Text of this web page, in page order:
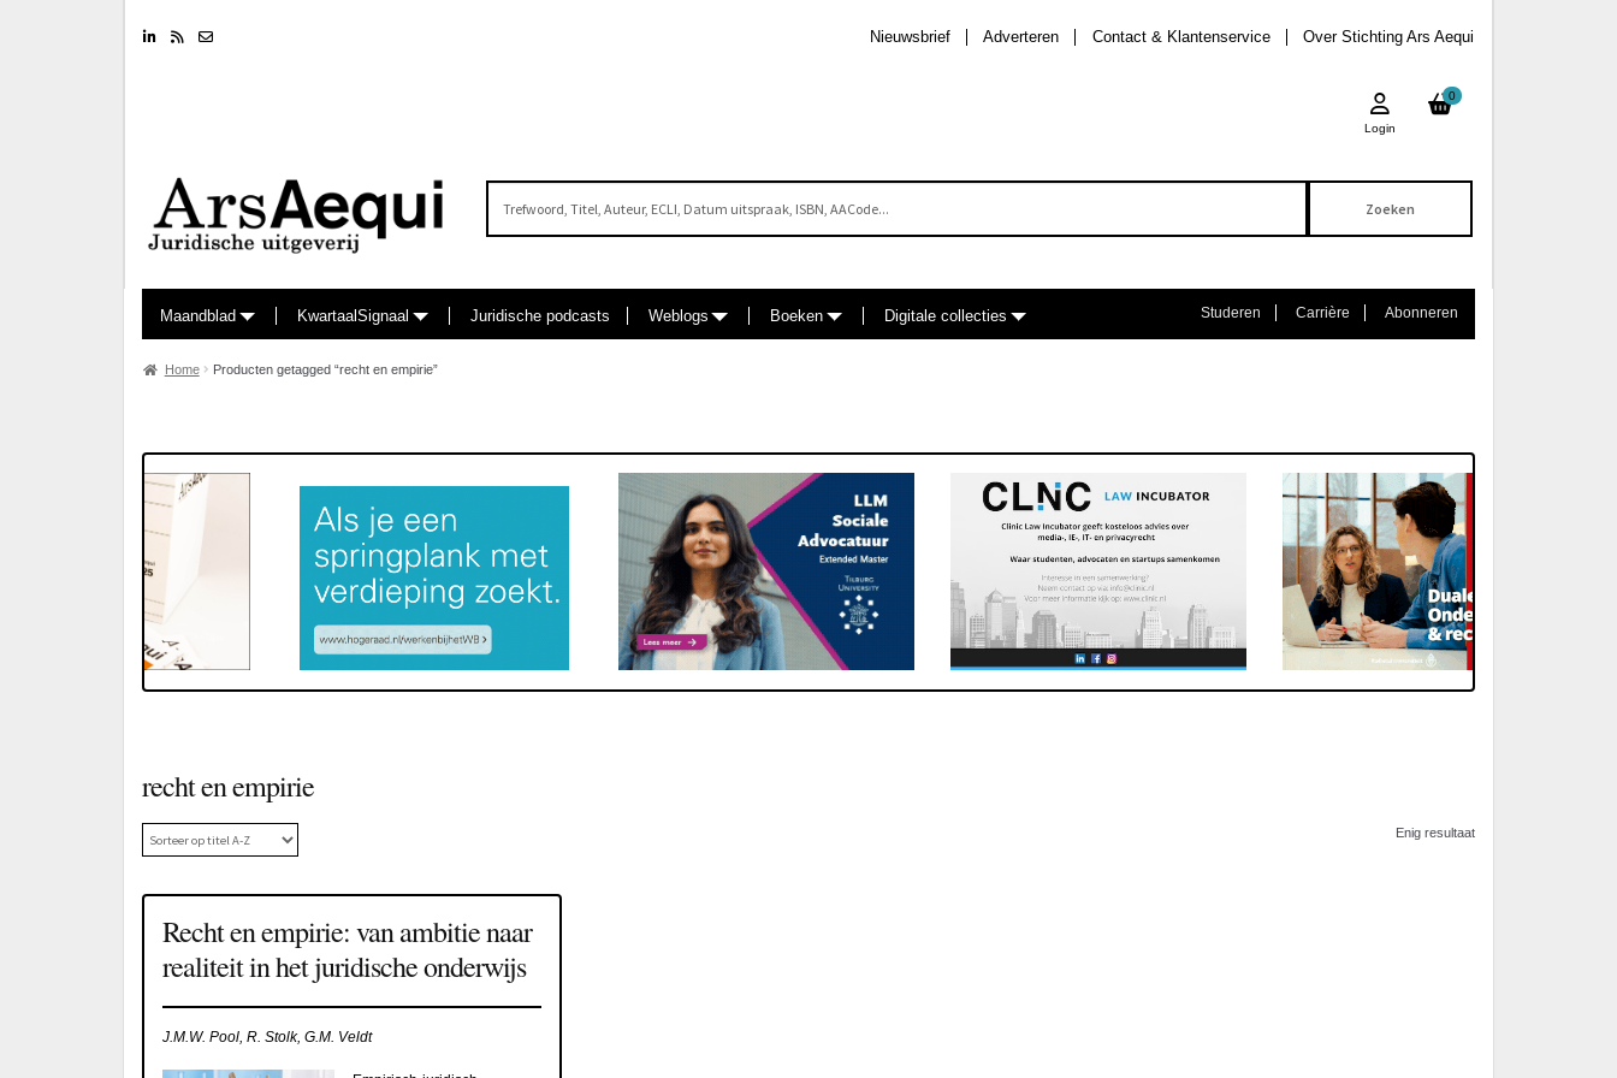
LinkedinRSS feed Over Stichting Ars Aequi
Contact & Klantenservice
Adverteren
Nieuwsbrief
0
Login
Maandblad KwartaalSignaal Juridische podcasts Weblogs Boeken Digitale collecties Studeren Carrière Abonneren
Home Producten getagged “recht en empirie”
recht en empirie
Enig resultaat
Recht en empirie: van ambitie naar
realiteit in het juridische onderwijs
J.M.W. Pool, R. Stolk, G.M. Veldt